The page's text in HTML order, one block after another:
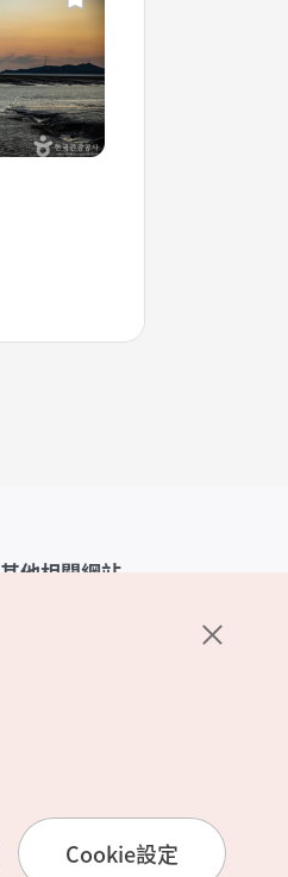
其他相關網站
Cookie設定